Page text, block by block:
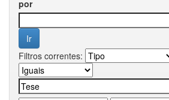
por
Filtros correntes: